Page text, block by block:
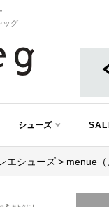
ッグ
シューズ
エシューズ menue